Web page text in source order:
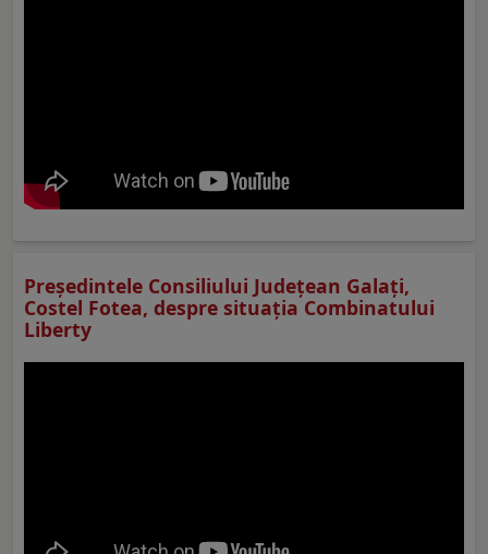
Preşedintele Consiliului Judeţean Galaţi,
Costel Fotea, despre situaţia Combinatului
Liberty